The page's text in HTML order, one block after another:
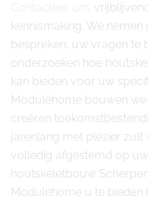
Contacteer ons
kennismaking. We
bespreken, uw vragen te
onderzoeken hoe
kan bieden voor uw
Modulehome bouwen
creëren
jarenlang met plezier
volledig afgestemd op
houtskeletbouw
Modulehome u te bieden